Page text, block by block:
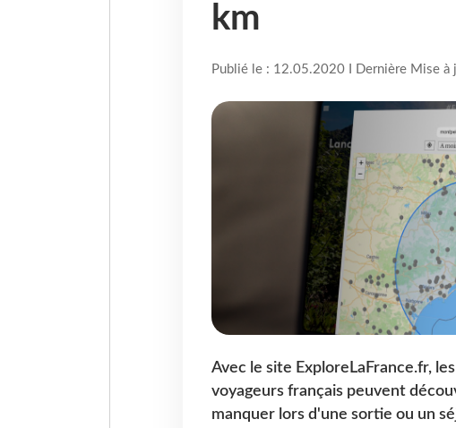
km
Publié le : 12.05.2020 I Dernière Mise
Avec le site ExploreLaFrance.fr,
voyageurs français peuvent
manquer lors d'une sortie ou un